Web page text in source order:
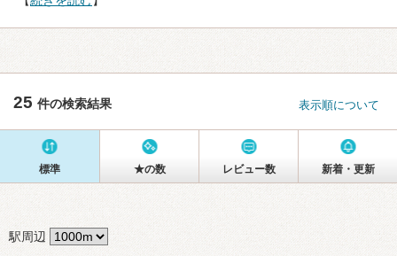
25 件の検索結果 表示順について
標準 ★の数 レビュー数 新着・更新
駅周辺